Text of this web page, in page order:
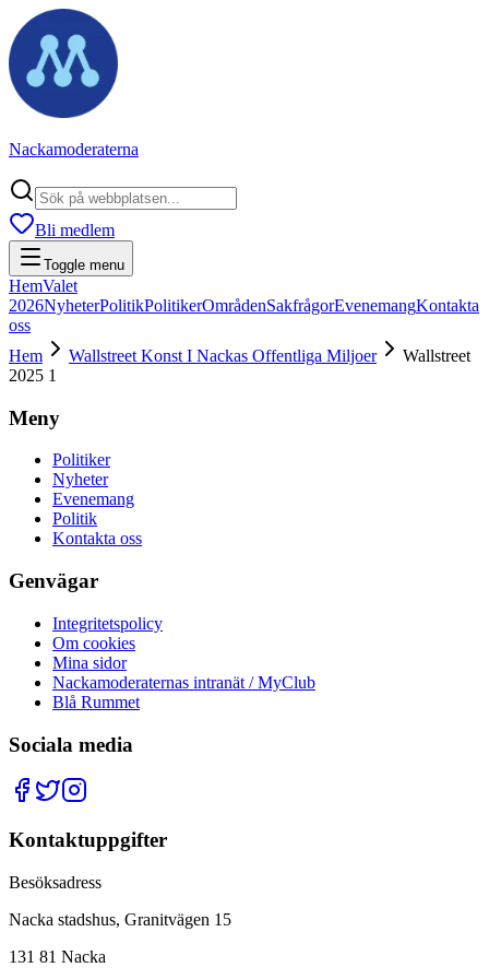
Nackamoderaterna
Bli medlem
Toggle menu
HemValet
2026NyheterPolitikPolitikerOmrådenSakfrågorEvenemangKontakta
oss
Hem
Wallstreet Konst I Nackas Offentliga Miljoer
Wallstreet
2025 1
Meny
Politiker
Nyheter
Evenemang
Politik
Kontakta oss
Genvägar
Integritetspolicy
Om cookies
Mina sidor
Nackamoderaternas intranät / MyClub
Blå Rummet
Sociala media
Kontaktuppgifter
Besöksadress
Nacka stadshus, Granitvägen 15
131 81 Nacka